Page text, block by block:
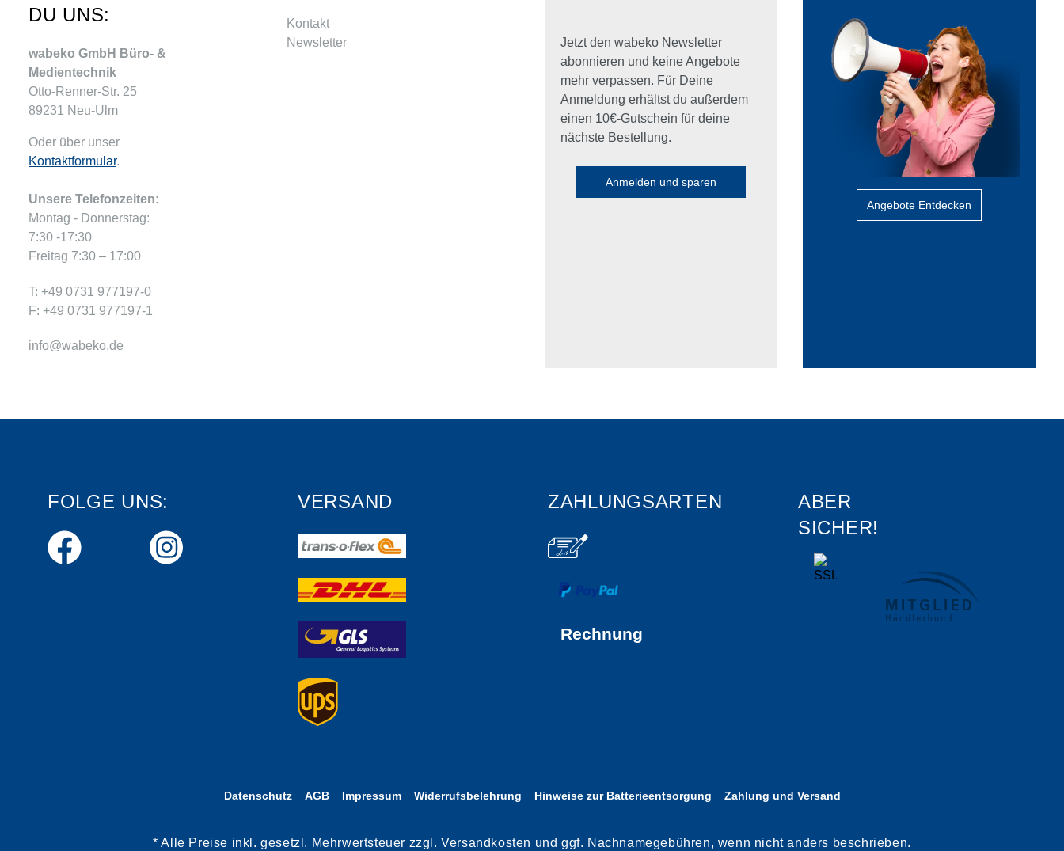
DU UNS:
wabeko GmbH Büro- &
Medientechnik
Otto-Renner-Str. 25
89231 Neu-Ulm
Oder über unser
Kontaktformular.
Unsere Telefonzeiten:
Montag - Donnerstag:
7:30 -17:30
Freitag 7:30 – 17:00
T: +49 0731 977197-0
F: +49 0731 977197-1
info@wabeko.de
Kontakt
Newsletter
Jetzt den wabeko Newsletter
abonnieren und keine Angebote
mehr verpassen. Für Deine
Anmeldung erhältst du außerdem
einen 10€-Gutschein für deine
nächste Bestellung.
Anmelden und sparen
Angebote Entdecken
FOLGE UNS: VERSAND ZAHLUNGSARTEN
Rechnung
ABER
SICHER!
Datenschutz AGB Impressum Widerrufsbelehrung Hinweise zur Batterieentsorgung Zahlung und Versand
* Alle Preise inkl. gesetzl. Mehrwertsteuer zzgl. Versandkosten und ggf. Nachnamegebühren, wenn nicht anders beschrieben.